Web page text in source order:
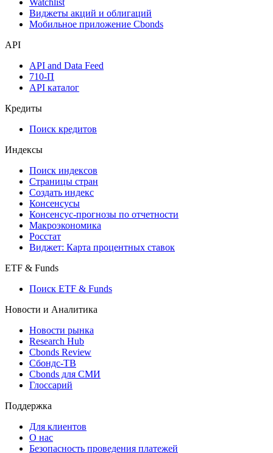
Инструментарий
Мобильное приложение Cbonds
API
API and Data Feed
API каталог
Кредиты
Поиск кредитов
Индексы
Поиск индексов
Страницы стран
Создать индекс
Консенсусы
Макроэкономика
Виджет: Карта процентных ставок
ETF & Funds
Поиск ETF & Funds
Новости и Аналитика
Новости рынка
Research Hub
Сбондс-ТВ
Глоссарий
Поддержка